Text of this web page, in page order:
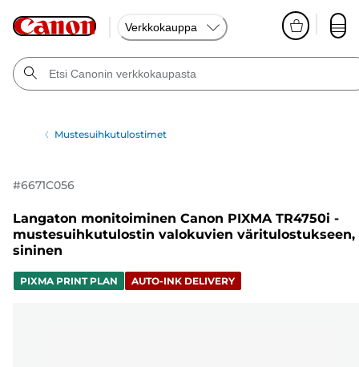
Verkkokauppa
Mustesuihkutulostimet
#6671C056
Langaton monitoiminen Canon PIXMA TR4750i -
mustesuihkutulostin valokuvien väritulostukseen,
sininen
PIXMA PRINT PLAN AUTO-INK DELIVERY